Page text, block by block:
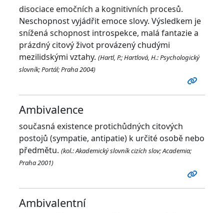
disociace emočních a kognitivních procesů.
Neschopnost vyjádřit emoce slovy. Výsledkem je
snížená schopnost introspekce, malá fantazie a
prázdný citový život provázený chudými
mezilidskými vztahy. (Hartl, P.; Hartlová, H.: Psychologický
slovník; Portál; Praha 2004)
Ambivalence
současná existence protichůdných citových
postojů (sympatie, antipatie) k určité osobě nebo
předmětu. (kol.: Akademický slovník cizích slov; Academia;
Praha 2001)
Ambivalentní